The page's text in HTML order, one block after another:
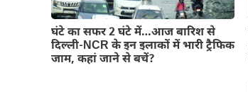
घंटे का सफर 2 घंटे में…आज बारिश से
दिल्ली-NCR के इन इलाकों में भारी ट्रैफिक
जाम, कहां जाने से बचें?